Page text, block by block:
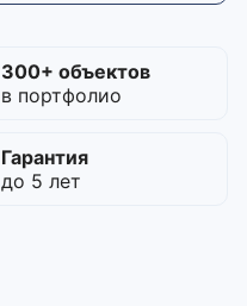
300+ объектов
в портфолио
Гарантия
до 5 лет